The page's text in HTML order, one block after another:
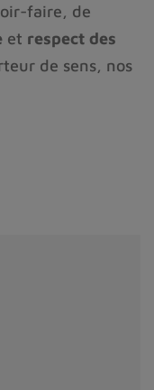
faire, de
et respect des
de sens, nos
de contraste.
"classe" au